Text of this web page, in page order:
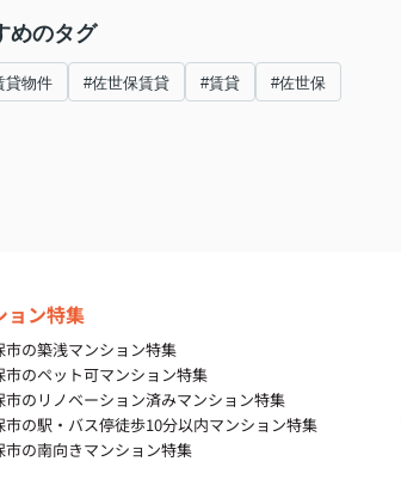
めのタグ
貸物件 #佐世保賃貸 #賃貸 #佐世保
ョン特集
市の築浅マンション特集
市のペット可マンション特集
市のリノベーション済みマンション特集
市の駅・バス停徒歩10分以内マンション特集
市の南向きマンション特集